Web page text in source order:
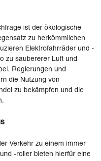
ist der ökologische
zu herkömmlichen
Elektrofahrräder und -
zu saubererer Luft und
Regierungen und
die Nutzung von
zu bekämpfen und die
Verkehr zu einem immer
-roller bieten hierfür eine